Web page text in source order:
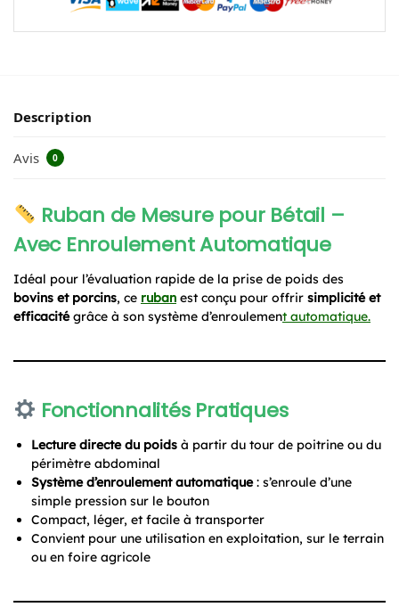
Description
Avis 0
Ruban de Mesure pour Bétail –
Avec Enroulement Automatique
Idéal pour l’évaluation rapide de la prise de poids des
bovins et porcins, ce ruban est conçu pour offrir simplicité et
efficacitégrâce à son système d’enroulement automatique.
Fonctionnalités Pratiques
Lecture directe du poids à partir du tour de poitrine ou du
périmètre abdominal
Système d’enroulement automatique: s’enroule d’une
simple pression sur le bouton
Compact, léger, et facile à transporter
Convient pour une utilisation en exploitation, sur le terrain
ou en foire agricole